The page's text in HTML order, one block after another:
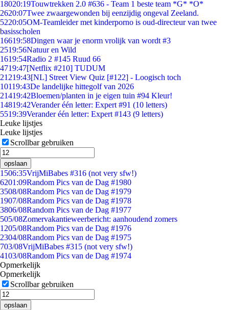
18020:19Touwtrekken 2.0 #636 - Team 1 beste team *G* *O*
2620:07Twee zwaargewonden bij eenzijdig ongeval Zeeland.
5220:05OM-Teamleider met kinderporno is oud-directeur van twee
basisscholen
16619:58Dingen waar je enorm vrolijk van wordt #3
2519:56Natuur en Wild
1619:54Radio 2 #145 Ruud 66
4719:47[Netflix #210] TUDUM
21219:43[NL] Street View Quiz [#122] - Loogisch toch
10119:43De landelijke hittegolf van 2026
21419:42Bloemen/planten in je eigen tuin #94 Kleur!
14819:42Verander één letter: Expert #91 (10 letters)
5519:39Verander één letter: Expert #143 (9 letters)
Leuke lijstjes
Leuke lijstjes
Scrollbar gebruiken
opslaan
1506:35VrijMiBabes #316 (not very sfw!)
6201:09Random Pics van de Dag #1980
3508/08Random Pics van de Dag #1979
1907/08Random Pics van de Dag #1978
3806/08Random Pics van de Dag #1977
505/08Zomervakantieweerbericht: aanhoudend zomers
1205/08Random Pics van de Dag #1976
2304/08Random Pics van de Dag #1975
703/08VrijMiBabes #315 (not very sfw!)
4103/08Random Pics van de Dag #1974
Opmerkelijk
Opmerkelijk
Scrollbar gebruiken
opslaan